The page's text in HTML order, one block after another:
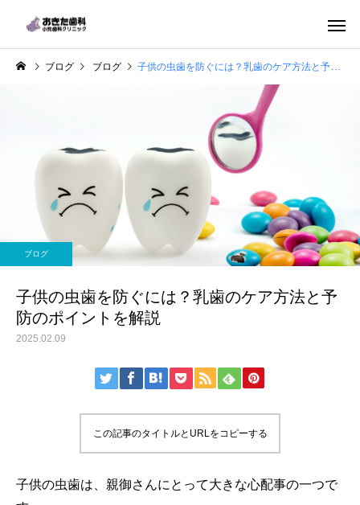
一般歯科
ブログ ブログ 子供の虫歯を防ぐには？乳歯のケア方法と予防のポイントを解説
ブログ
子供の虫歯を防ぐには？乳歯のケア方法と予
防のポイントを解説
2025.02.09
この記事のタイトルとURLをコピーする
子供の虫歯は、親御さんにとって大きな心配事の一つで